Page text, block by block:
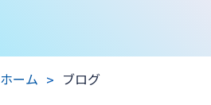
ホーム ブログ